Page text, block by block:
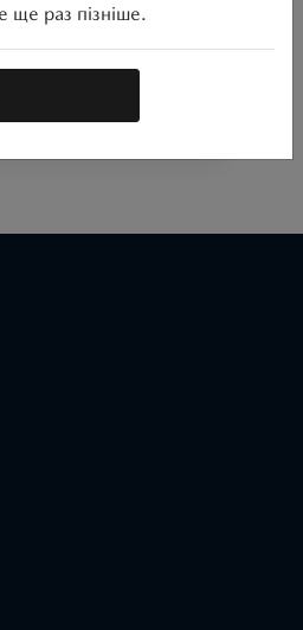
ще раз пізніше.